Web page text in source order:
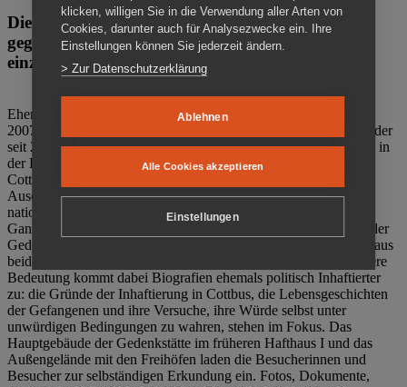
Die Gedenkstätte Zuchthaus Cottbus ist ein Ort
gegen das Vergessen. Anschaulich, nah und
einzigartig.
Ehemalige politische Häftlinge der DDR gründeten im Oktober
2007 den Verein Menschenrechtszentrum Cottbus e. V. (MRZ), der
seit 2011 Eigentümer des ehemaligen Gefängnisses (1860-2002) in
der Bautzener Straße und Träger der Gedenkstätte Zuchthaus
Cottbus ist. Im Zentrum der Arbeit der Gedenkstätte steht die
Auseinandersetzung mit politischem Unrecht während der
nationalsozialistischen Terrorherrschaft und der SED-Diktatur.
Ganzjährig zeigen mehrere Dauer- und Sonderausstellungen in der
Gedenkstätte Zuchthaus Cottbus Beispiele politischen Unrechts aus
beiden deutschen Diktaturen des 20. Jahrhunderts. Eine besondere
Bedeutung kommt dabei Biografien ehemals politisch Inhaftierter
zu: die Gründe der Inhaftierung in Cottbus, die Lebensgeschichten
der Gefangenen und ihre Versuche, ihre Würde selbst unter
unwürdigen Bedingungen zu wahren, stehen im Fokus. Das
Hauptgebäude der Gedenkstätte im früheren Hafthaus I und das
Außengelände mit den Freihöfen laden die Besucherinnen und
Besucher zur selbständigen Erkundung ein. Fotos, Dokumente,
klicken, willigen Sie in die Verwendung aller Arten von
Cookies, darunter auch für Analysezwecke ein. Ihre
Einstellungen können Sie jederzeit ändern.
> Zur Datenschutzerklärung
Ablehnen
Alle Cookies akzeptieren
Einstellungen